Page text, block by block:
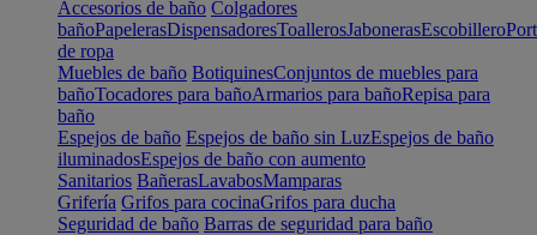
Accesorios de baño Colgadores
bañoPapelerasDispensadoresToallerosJabonerasEscobillero
de ropa
Muebles de baño BotiquinesConjuntos de muebles para
bañoTocadores para bañoArmarios para bañoRepisa para
baño
Espejos de baño Espejos de baño sin LuzEspejos de baño
iluminadosEspejos de baño con aumento
Sanitarios BañerasLavabosMamparas
Grifería Grifos para cocinaGrifos para ducha
Seguridad de baño Barras de seguridad para baño